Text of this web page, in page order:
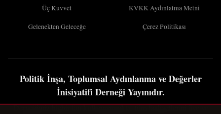
Üç Kuvvet
Gelenekten Geleceğe
KVKK Aydınlatma Metni
Çerez Politikası
Politik İnşa, Toplumsal Aydınlanma ve Değerler
İnisiyatifi Derneği Yayınıdır.
Derneğimiz hiçbir fon kullanmamakta, tüm faaliyetlerini üye ve